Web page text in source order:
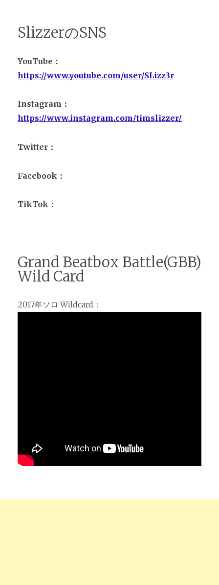
SlizzerのSNS
YouTube：
https://www.youtube.com/user/SLizz3r
Instagram：
https://www.instagram.com/timslizzer/
Twitter：
Facebook：
TikTok：
Grand Beatbox Battle(GBB)
Wild Card
2017年ソロ Wildcard：